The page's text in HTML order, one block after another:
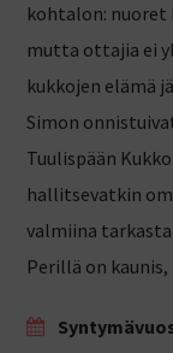
kohtalon:
mutta ottajia ei
kukkojen elämä
Simon
Tuulispään
hallitsevatkin
valmiina
Perillä on